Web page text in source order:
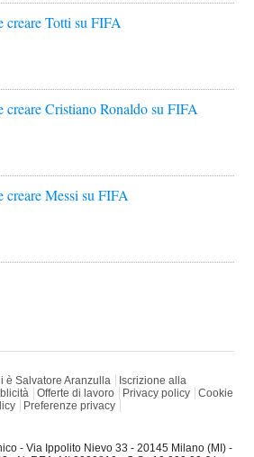
creare Totti su FIFA
creare Cristiano Ronaldo su FIFA
creare Messi su FIFA
è Salvatore Aranzulla
Iscrizione alla
Offerte di lavoro Privacy policy
Cookie
Preferenze privacy
- Via Ippolito Nievo 33 - 20145 Milano (MI) -